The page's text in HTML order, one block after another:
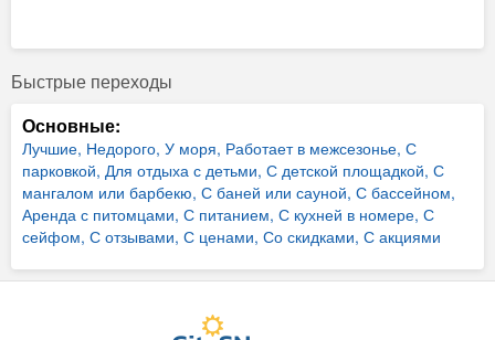
Быстрые переходы
Основные:
Лучшие, Недорого, У моря, Работает в межсезонье, С
парковкой, Для отдыха с детьми, С детской площадкой, С
мангалом или барбекю, С баней или сауной, С бассейном,
Аренда с питомцами, С питанием, С кухней в номере, С
сейфом, С отзывами, С ценами, Со скидками, С акциями